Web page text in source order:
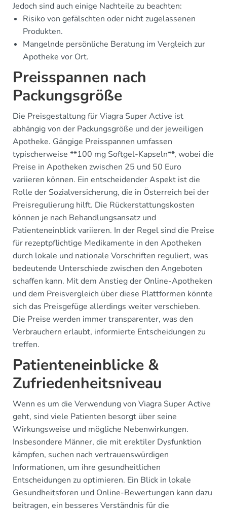
Jedoch sind auch einige Nachteile zu beachten:
Risiko von gefälschten oder nicht zugelassenen
Produkten.
Mangelnde persönliche Beratung im Vergleich zur
Apotheke vor Ort.
Preisspannen nach
Packungsgröße
Die Preisgestaltung für Viagra Super Active ist
abhängig von der Packungsgröße und der jeweiligen
Apotheke. Gängige Preisspannen umfassen
typischerweise **100 mg Softgel-Kapseln**, wobei die
Preise in Apotheken zwischen 25 und 50 Euro
variieren können. Ein entscheidender Aspekt ist die
Rolle der Sozialversicherung, die in Österreich bei der
Preisregulierung hilft. Die Rückerstattungskosten
können je nach Behandlungsansatz und
Patienteneinblick variieren. In der Regel sind die Preise
für rezeptpflichtige Medikamente in den Apotheken
durch lokale und nationale Vorschriften reguliert, was
bedeutende Unterschiede zwischen den Angeboten
schaffen kann. Mit dem Anstieg der Online-Apotheken
und dem Preisvergleich über diese Plattformen könnte
sich das Preisgefüge allerdings weiter verschieben.
Die Preise werden immer transparenter, was den
Verbrauchern erlaubt, informierte Entscheidungen zu
treffen.
Patienteneinblicke &
Zufriedenheitsniveau
Wenn es um die Verwendung von Viagra Super Active
geht, sind viele Patienten besorgt über seine
Wirkungsweise und mögliche Nebenwirkungen.
Insbesondere Männer, die mit erektiler Dysfunktion
kämpfen, suchen nach vertrauenswürdigen
Informationen, um ihre gesundheitlichen
Entscheidungen zu optimieren. Ein Blick in lokale
Gesundheitsforen und Online-Bewertungen kann dazu
beitragen, ein besseres Verständnis für die